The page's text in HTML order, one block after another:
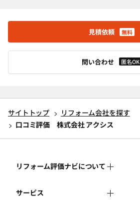
見積依頼 無料
問い合わせ 匿名OK
サイトトップ
リフォーム会社を探す
口コミ評価 株式会社 アクシス
リフォーム評価ナビについて
リフォーム評価ナビとは
サービス